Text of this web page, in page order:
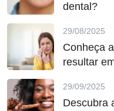
dental?
29/08/2025
Conheça
resultar
29/09/2025
Descubra